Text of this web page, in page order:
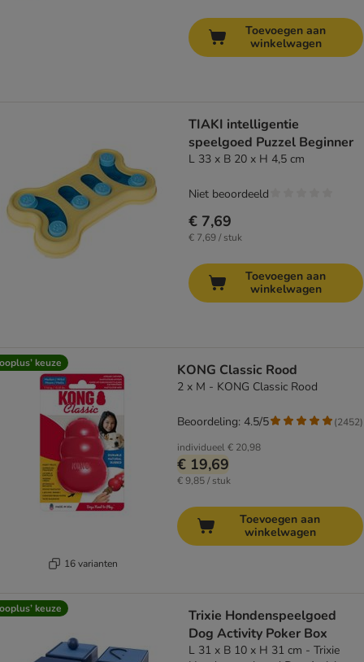
Toevoegen aan
winkelwagen
TIAKI intelligentie
speelgoed Puzzel Beginner
L 33 x B 20 x H 4,5 cm
€ 7,69
€ 7,69 / stuk
Niet beoordeeld
Toevoegen aan
winkelwagen
keuze
16 varianten
KONG Classic Rood
2 x M - KONG Classic Rood
individueel€ 20,98
€ 19,69
€ 9,85 / stuk
Beoordeling: 4.5/5 (2452)
Toevoegen aan
winkelwagen
keuze
Trixie Hondenspeelgoed
Dog Activity Poker Box
L 31 x B 10 x H 31 cm - Trixie